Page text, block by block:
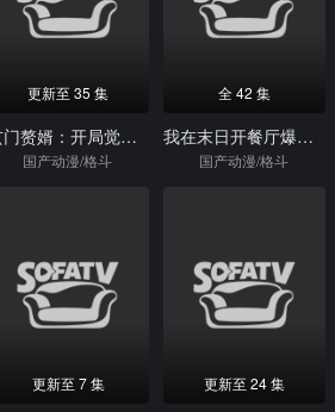
更新至 35 集
玄门赘婿：开局觉醒多子多福系统动态漫画
国产动漫/格斗
全 42 集
我在末日开餐厅爆火了
国产动漫/格斗
更新至 7 集 更新至 24 集